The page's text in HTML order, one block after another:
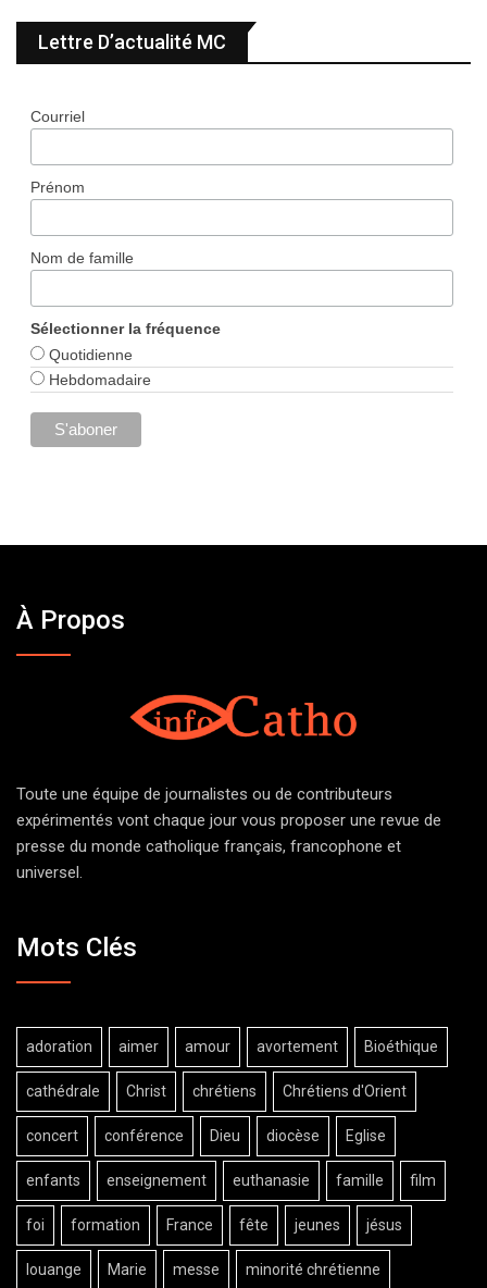
Lettre D’actualité MC
Courriel
Prénom
Nom de famille
Sélectionner la fréquence
Quotidienne
Hebdomadaire
À Propos
Toute une équipe de journalistes ou de contributeurs
expérimentés vont chaque jour vous proposer une revue de
presse du monde catholique français, francophone et
universel.
Mots Clés
adoration aimer amour avortement Bioéthique
cathédrale Christ chrétiens Chrétiens d'Orient
concert conférence Dieu diocèse Eglise
enfants enseignement euthanasie famille film
foi formation France fête jeunes jésus
louange Marie messe minorité chrétienne